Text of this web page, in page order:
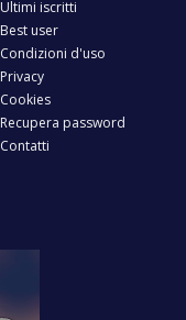
Ultimi iscritti
Best user
Condizioni d'uso
Privacy
Cookies
Recupera password
Contatti